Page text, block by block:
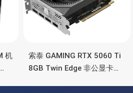
机
索泰 GAMING RTX 5060 Ti
8GB Twin Edge 非公显卡，